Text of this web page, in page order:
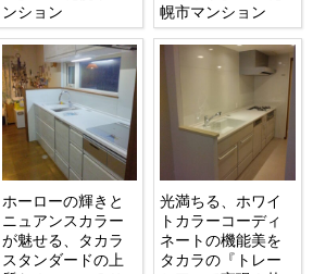
ンション
幌市マンション
ホーローの輝きと
ニュアンスカラー
が魅せる、タカラ
スタンダードの上
光満ちる、ホワイ
トカラーコーディ
ネートの機能美を
タカラの『トレー